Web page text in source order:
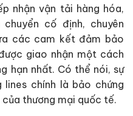
nhận vận tải hàng hóa,
cố định, chuyên
các cam kết đảm bảo
giao nhận một cách
hạn nhất. Có thể nói, sự
lines chính là bảo chứng
của thương mại quốc tế.